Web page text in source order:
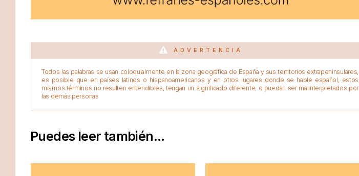
ADVERTENCIA
Todos las palabras se usan coloquialmente en la zona geográfica de España y sus territorios extrapeninsulares,
es posible que en países latinos o hispanoamericanos y en otros lugares donde se hable español, estos
mismos términos no resulten entendibles, tengan un significado diferente, o puedan ser malinterpretados por
las demás personas
Puedes leer también...